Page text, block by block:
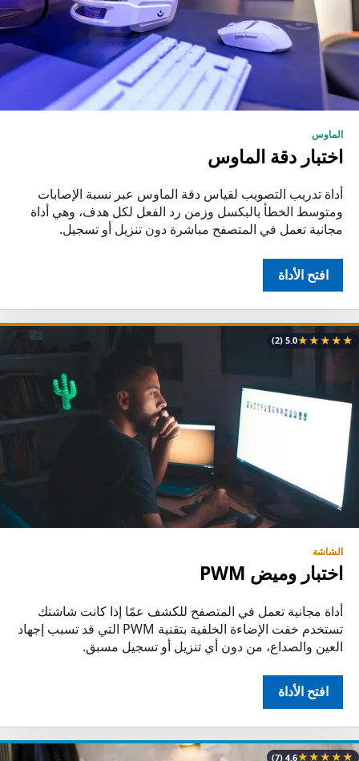
الماوس
اختبار دقة الماوس
أداة تدريب التصويب لقياس دقة الماوس عبر نسبة الإصابات
ومتوسط الخطأ بالبكسل وزمن رد الفعل لكل هدف، وهي أداة
مجانية تعمل في المتصفح مباشرة دون تنزيل أو تسجيل.
افتح الأداة
★
★
★
★
★
5.0
(2)
الشاشة
اختبار وميض PWM
أداة مجانية تعمل في المتصفح للكشف عمّا إذا كانت شاشتك
تستخدم خفت الإضاءة الخلفية بتقنية PWM التي قد تسبب إجهاد
العين والصداع، من دون أي تنزيل أو تسجيل مسبق.
افتح الأداة
★
★
★
★
★
4.6
(7)